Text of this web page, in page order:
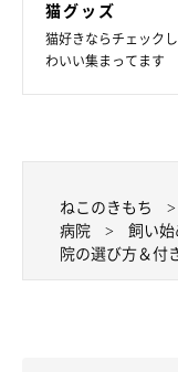
猫グッズ
猫好きならチェック
わいい集まってます
ねこのきもち
病院
飼い
院の選び方＆付